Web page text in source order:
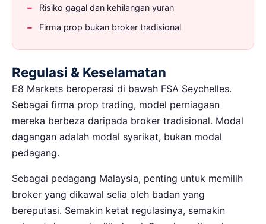
Risiko gagal dan kehilangan yuran
Firma prop bukan broker tradisional
Regulasi & Keselamatan
E8 Markets beroperasi di bawah FSA Seychelles.
Sebagai firma prop trading, model perniagaan
mereka berbeza daripada broker tradisional. Modal
dagangan adalah modal syarikat, bukan modal
pedagang.
Sebagai pedagang Malaysia, penting untuk memilih
broker yang dikawal selia oleh badan yang
bereputasi. Semakin ketat regulasinya, semakin